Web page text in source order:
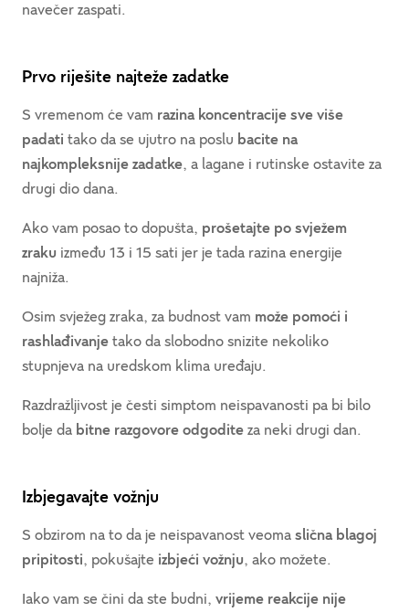
navečer zaspati.
Prvo riješite najteže zadatke
S vremenom će vam razina koncentracije sve više
padati tako da se ujutro na poslu bacite na
najkompleksnije zadatke, a lagane i rutinske ostavite za
drugi dio dana.
Ako vam posao to dopušta, prošetajte po svježem
zraku između 13 i 15 sati jer je tada razina energije
najniža.
Osim svježeg zraka, za budnost vam može pomoći i
rashlađivanje tako da slobodno snizite nekoliko
stupnjeva na uredskom klima uređaju.
Razdražljivost je česti simptom neispavanosti pa bi bilo
bolje da bitne razgovore odgodite za neki drugi dan.
Izbjegavajte vožnju
S obzirom na to da je neispavanost veoma slična blagoj
pripitosti, pokušajte izbjeći vožnju, ako možete.
Iako vam se čini da ste budni, vrijeme reakcije nije